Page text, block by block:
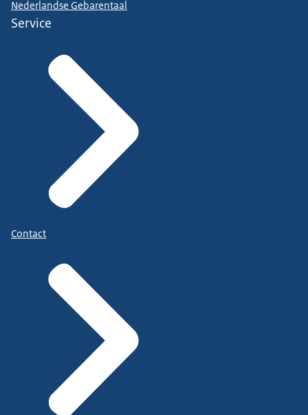
Nederlandse Gebarentaal
Service
Contact